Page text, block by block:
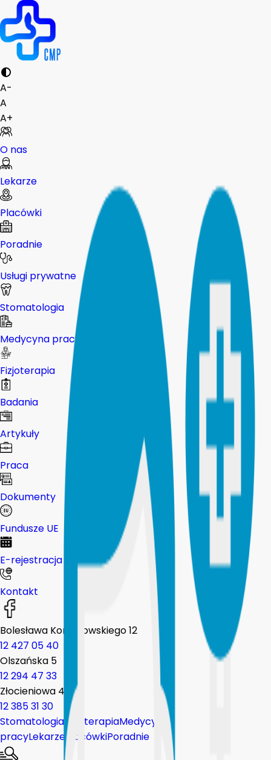
A-
A
A+
O nas
Lekarze
Placówki
Poradnie
Usługi prywatne
Stomatologia
Medycyna pracy
Fizjoterapia
Badania
Artykuły
Praca
Dokumenty
Fundusze UE
E-rejestracja
Kontakt
Bolesława Komorowskiego 12
12 427 05 40
Olszańska 5
12 294 47 33
Złocieniowa 44
12 385 31 30
Stomatologia FizjoterapiaMedycyna
pracyLekarzePlacówkiPoradnie